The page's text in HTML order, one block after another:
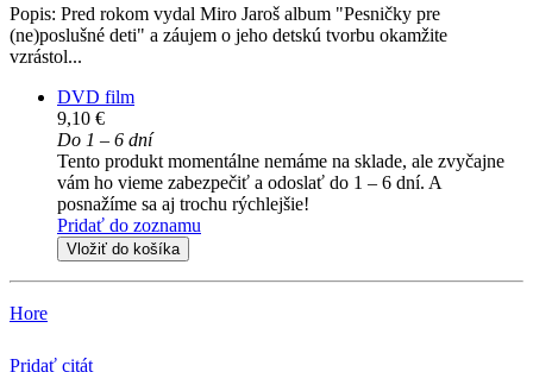
Popis: Pred rokom vydal Miro Jaroš album "Pesničky pre
(ne)poslušné deti" a záujem o jeho detskú tvorbu okamžite
vzrástol...
DVD film
9,10 €
Do 1 – 6 dní
Tento produkt momentálne nemáme na sklade, ale zvyčajne
vám ho vieme zabezpečiť a odoslať do 1 – 6 dní. A
posnažíme sa aj trochu rýchlejšie!
Pridať do zoznamu
Vložiť do košíka
Hore
Pridať citát